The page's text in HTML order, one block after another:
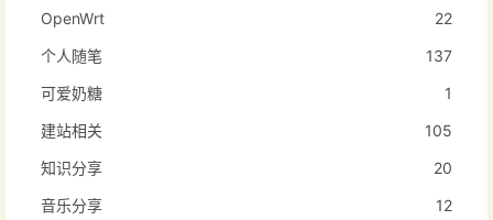
OpenWrt
22
个人随笔
137
可爱奶糖
1
建站相关
105
知识分享
20
音乐分享
12